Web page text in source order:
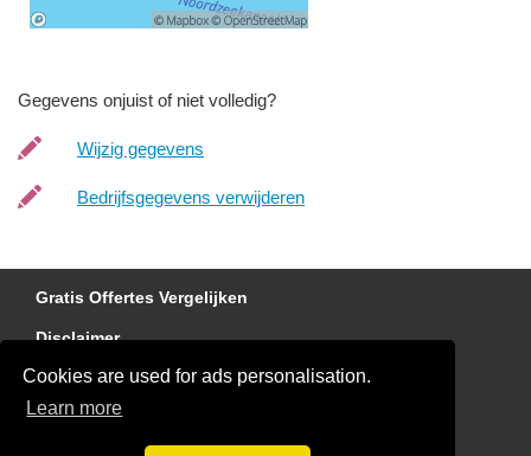
Cookies are used for ads personalisation.
Learn more
Gegevens onjuist of niet volledig?
Wijzig gegevens
Bedrijfsgegevens verwijderen
Gratis Offertes Vergelijken
Disclaimer
Dakdekker gezocht?
Blog